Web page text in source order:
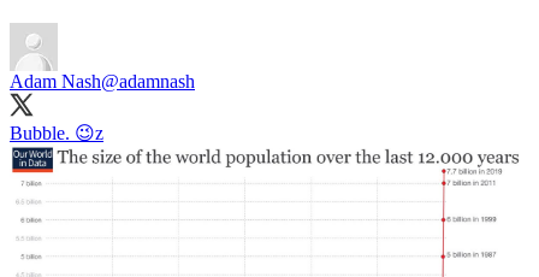
Adam Nash@adamnash
Bubble. 😉z